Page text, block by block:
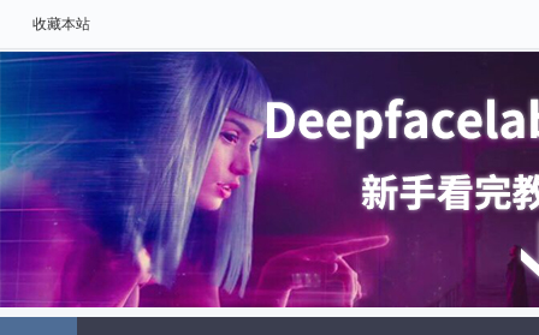
收藏本站